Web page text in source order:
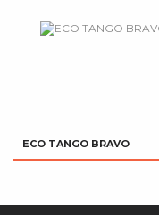
ECO TANGO BRAVO